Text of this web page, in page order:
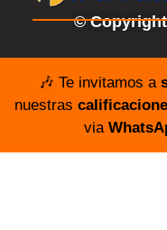
©
🎶 Te invitamos a
nuestras
via